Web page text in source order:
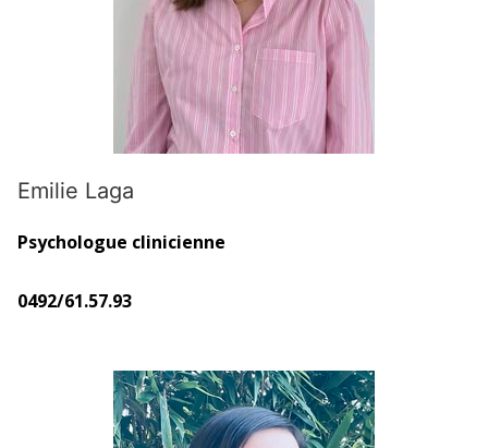
Emilie Laga
Psychologue clinicienne
0492/61.57.93